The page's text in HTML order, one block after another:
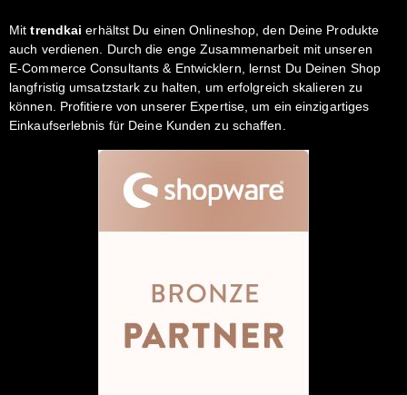
Mittrendkai erhältst Du einen Onlineshop, den Deine Produkte
auch verdienen. Durch die enge Zusammenarbeit mit unseren
E-Commerce Consultants & Entwicklern, lernst Du Deinen Shop
langfristig umsatzstark zu halten, um erfolgreich skalieren zu
können. Profitiere von unserer Expertise, um ein einzigartiges
Einkaufserlebnis für Deine Kunden zu schaffen.